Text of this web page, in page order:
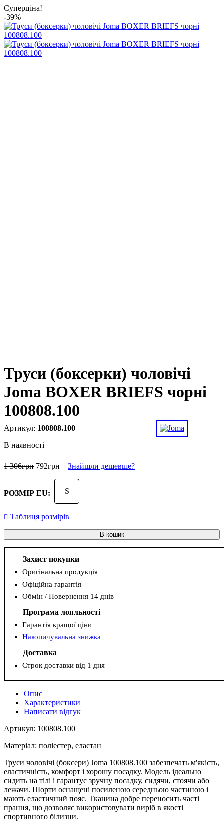
Суперціна!
-39%
Труси (боксерки) чоловічі
Joma BOXER BRIEFS чорні
100808.100
100808.100
В наявності
1 306грн 792грн Знайшли дешевше?
РОЗМІР EU: S
Таблиця розмірів
В кошик
Захист покупки
Оригінальна продукція
Офіційна гарантія
Обмін / Повернення 14 днів
Програма лояльності
Гарантія кращої ціни
Накопичувальна знижка
Доставка
Строк доставки від 1 дня
Опис
Характеристики
Написати відгук
Артикул: 100808.100
Матеріал: поліестер, еластан
Труси чоловічі (боксери) Joma 100808.100 забезпечать м'якість,
еластичність, комфорт і хорошу посадку. Модель ідеально
сидить на тілі і гарантує зручну посадку, сидячи, стоячи або
лежачи. Шорти оснащені посиленою середньою частиною і
мають еластичний пояс. Тканина добре переносить часті
прання, що дозволяє використовувати виріб в якості
спортивного білизни.